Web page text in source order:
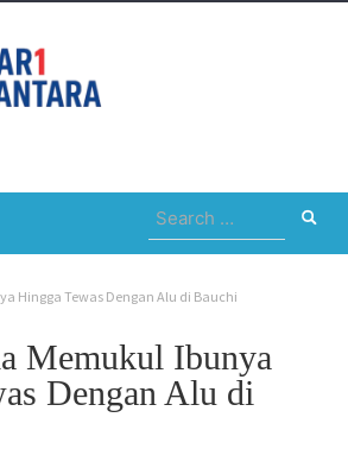
Search
for:
Hingga Tewas Dengan Alu di Bauchi
Memukul Ibunya
Dengan Alu di